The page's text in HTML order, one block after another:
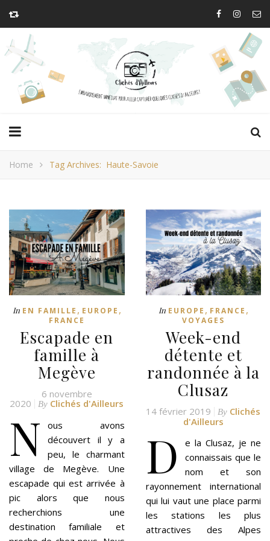
Home Tag Archives: Haute-Savoie
In EN FAMILLE , EUROPE ,
FRANCE
Escapade en
famille à
Megève
6 novembre
2020
By Clichés d'Ailleurs
N
ous avons
découvert il y a
peu, le charmant
village de Megève. Une
escapade qui est arrivée à
pic alors que nous
recherchions une
destination familiale et
In EUROPE , FRANCE ,
VOYAGES
Week-end
détente et
randonnée à la
Clusaz
14 février 2019 By Clichés
d'Ailleurs
D
e la Clusaz, je ne
connaissais que le
nom et son
rayonnement international
qui lui vaut une place parmi
les stations les plus
attractives des Alpes